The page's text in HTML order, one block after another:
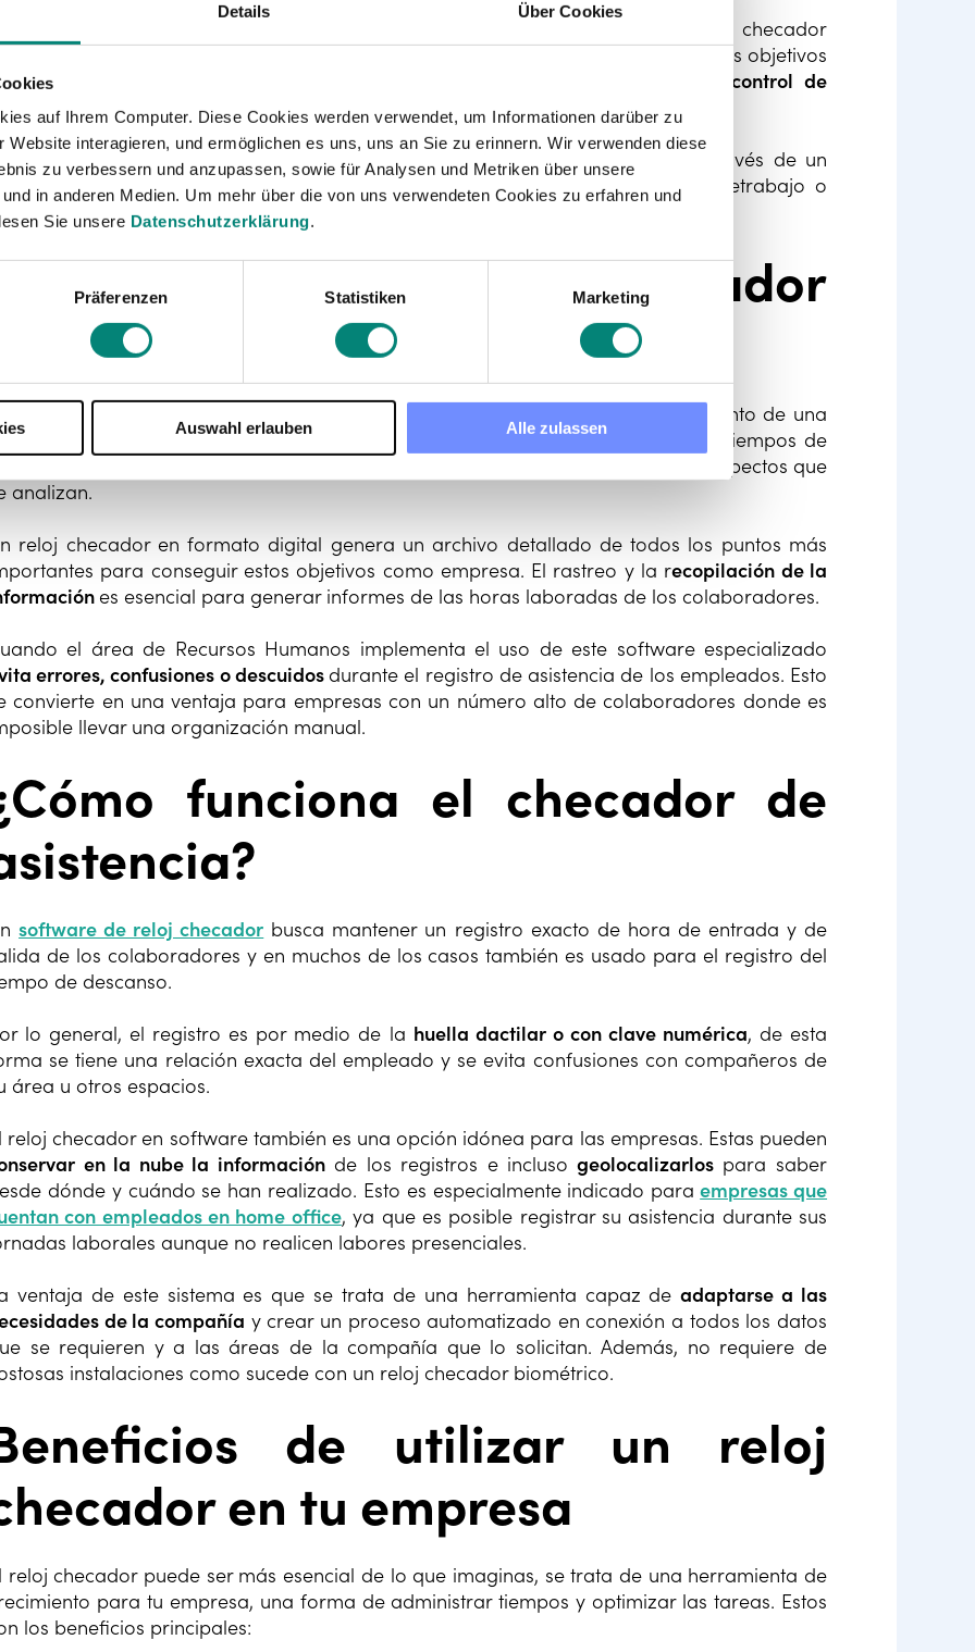
Details Über Cookies
auf Ihrem Computer. Diese Cookies werden verwendet, um Informationen darüber zu
interagieren, und ermöglichen es uns, uns an Sie zu erinnern. Wir verwenden diese
zu verbessern und anzupassen, sowie für Analysen und Metriken über unsere
in anderen Medien. Um mehr über die von uns verwendeten Cookies zu erfahren und
Sie unsere Datenschutzerklärung.
Präferenzen Statistiken Marketing
Auswahl erlauben Alle zulassen
En la actualidad, las herramientas especializadas que se emplean como reloj checador
generan un registro amplio y con un seguimiento general establecido a partir de los objetivos
las necesidades de cada empresa. Se trata de una opción ideal para el control de
de producción .
igual manera, unaapp de reloj checadortambién facilita este registro a través de un
móvil, lo cual es de gran utilidad sobre todo cuando se realiza teletrabajo o
cuando el colaborador debe desplazarse por motivos laborales.
qué sirve un reloj checador
en una empresa?
El uso correcto del tiempo es uno de los factores esenciales para el funcionamiento de una
por ejemplo, lacantidad de horas a pagar
a los colaboradores o los tiempos de
producción que se contemplan para cumplir con metas son solo algunos de los aspectos que
analizan.
reloj checador en formato digital genera un archivo detallado de todos los puntos más
para conseguir estos objetivos como empresa. El rastreo y la recopilación de la
es esencial para generar informes de las horas laboradas de los colaboradores.
el área de Recursos Humanos implementa el uso de este software especializado
errores, confusiones o descuidosdurante el registro de asistencia de los empleados. Esto
convierte en una ventaja para empresas con un número alto de colaboradores donde es
llevar una organización manual.
funciona el checador de
software de reloj checador busca mantener un registro exacto de hora de entrada y de
de los colaboradores y en muchos de los casos también es usado para el registro del
de descanso.
lo general, el registro es por medio de la huella dactilar o con clave numérica, de esta
se tiene una relación exacta del empleado y se evita confusiones con compañeros de
área u otros espacios.
reloj checador en software también es una opción idónea para las empresas. Estas pueden
en la nube la informaciónde los registros e incluso geolocalizarlospara saber
dónde y cuándo se han realizado. Esto es especialmente indicado para empresas que
con empleados en home office, ya que es posible registrar su asistencia durante sus
laborales aunque no realicen labores presenciales.
ventaja de este sistema es que se trata de una herramienta capaz deadaptarse a las
de la compañía y crear un proceso automatizado en conexión a todos los datos
se requieren y a las áreas de la compañía que lo solicitan. Además, no requiere de
instalaciones como sucede con un reloj checador biométrico.
de utilizar un reloj
en tu empresa
reloj checador puede ser más esencial de lo que imaginas, se trata de una herramienta de
para tu empresa, una forma de administrar tiempos y optimizar las tareas. Estos
los beneficios principales: